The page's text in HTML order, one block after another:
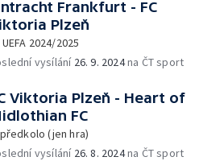
Frankfurt - FC
Plzeň
UEFA 2024/2025
vysílání 26. 9. 2024na ČT sport
Viktoria Plzeň - Heart of
FC
(jen hra)
vysílání 26. 8. 2024na ČT sport